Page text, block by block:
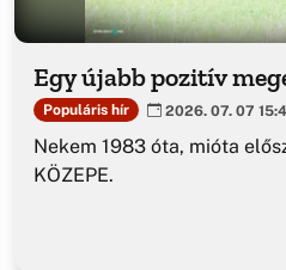
Egy újabb pozitív
Populáris hír 2026. 07. 07
Nekem 1983 óta, mióta
KÖZEPE.